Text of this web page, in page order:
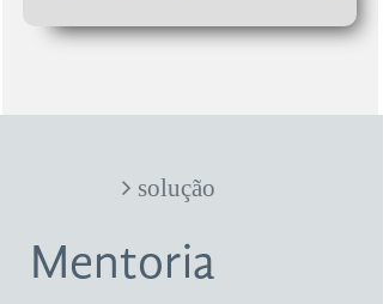
Mentoria
​​​​​​​​​​​​​​ solução